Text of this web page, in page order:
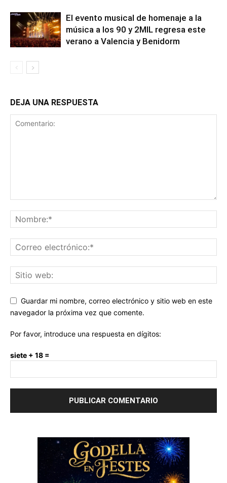
El evento musical de homenaje a la
música a los 90 y 2MIL regresa este
verano a Valencia y Benidorm
DEJA UNA RESPUESTA
Guardar mi nombre, correo electrónico y sitio web en este
navegador la próxima vez que comente.
Por favor, introduce una respuesta en dígitos:
siete + 18 =